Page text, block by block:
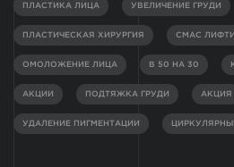
ПЛАСТИКА ЛИЦА УВЕЛИЧЕНИЕ ГРУДИ
ПЛАСТИЧЕСКАЯ ХИРУРГИЯ СМАС
ОМОЛОЖЕНИЕ ЛИЦА В 50 НА 30
АКЦИИ ПОДТЯЖКА ГРУДИ АКЦИЯ
УДАЛЕНИЕ ПИГМЕНТАЦИИ